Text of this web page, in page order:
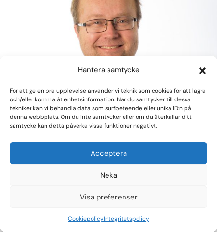
Hantera samtycke
För att ge en bra upplevelse använder vi teknik som cookies för att lagra
och/eller komma åt enhetsinformation. När du samtycker till dessa
tekniker kan vi behandla data som surfbeteende eller unika ID:n på
denna webbplats. Om du inte samtycker eller om du återkallar ditt
samtycke kan detta påverka vissa funktioner negativt.
Acceptera
Neka
Visa preferenser
CookiepolicyIntegritetspolicy
dö vid uppkomsten av diabetes
genom att minska mängden
Nils Richard Welsh